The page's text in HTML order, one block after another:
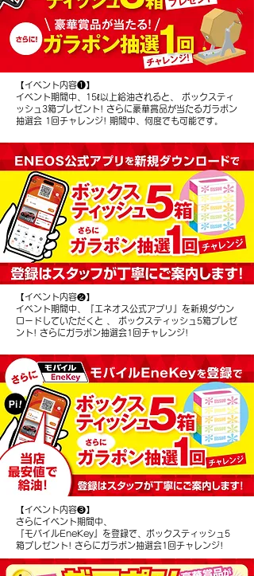
【イベント内容❶】
イベント期間中、15ℓ以上給油されると、 ボックスティ
ッシュ3箱プレゼント! さらに豪華賞品が当たるガラポン
抽選会 1回チャレンジ! 期間中、何度でも可能です。
【イベント内容❷】
イベント期間中、『エネオス公式アプリ』を新規ダウン
ロードしていただくと 、 ボックスティッシュ5箱プレゼ
ント! さらにガラポン抽選会1回チャレンジ!
【イベント内容❸】
さらにイベント期間中、
『モバイルEneKey』を登録で、ボックスティッシュ5
箱プレゼント! さらにガラポン抽選会1回チャレンジ!